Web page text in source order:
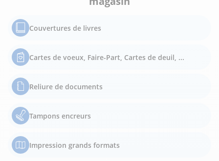
Couvertures de livres
Cartes de voeux, Faire-Part, Cartes de deuil, ...
Reliure de documents
Tampons encreurs
Impression grands formats